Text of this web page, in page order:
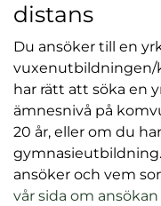
distans
Du ansöker till en
vuxenutbildningen/
har rätt att söka en
ämnesnivå på
20 år, eller om du
ansöker och vem
vår sida om